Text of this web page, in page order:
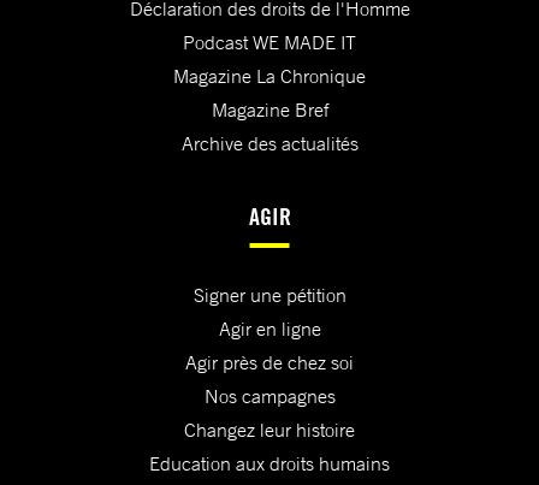
Déclaration des droits de l'Homme
Podcast WE MADE IT
Magazine La Chronique
Magazine Bref
Archive des actualités
AGIR
Signer une pétition
Agir en ligne
Agir près de chez soi
Nos campagnes
Changez leur histoire
Education aux droits humains